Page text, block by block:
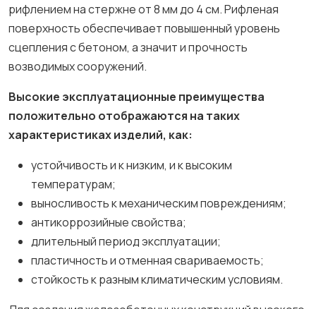
рифлением на стержне от 8 мм до 4 см. Рифленая
поверхность обеспечивает повышенный уровень
сцепления с бетоном, а значит и прочность
возводимых сооружений.
Высокие эксплуатационные преимущества
положительно отображаются на таких
характеристиках изделий, как:
устойчивость и к низким, и к высоким
температурам;
выносливость к механическим повреждениям;
антикоррозийные свойства;
длительный период эксплуатации;
пластичность и отменная свариваемость;
стойкость к разным климатическим условиям.